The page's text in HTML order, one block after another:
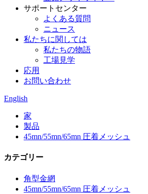
サポートセンター
よくある質問
ニュース
私たちに関しては
私たちの物語
工場見学
応用
お問い合わせ
English
家
製品
45mn/55mn/65mn 圧着メッシュ
カテゴリー
角型金網
45mn/55mn/65mn 圧着メッシュ